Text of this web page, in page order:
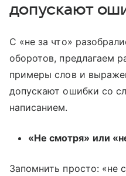
допускают
С «не за что»
оборотов, предлагаем
примеры слов и
допускают ошибки со
написанием.
«Не смотря» или
Запомнить просто: «не